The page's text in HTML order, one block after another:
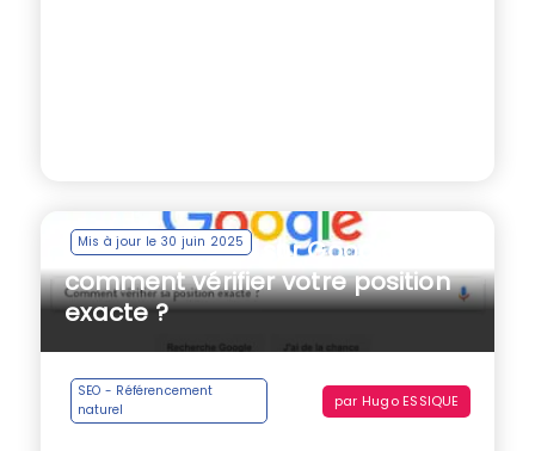
Mis à jour le 30 juin 2025
Positionnement sur Google :
comment vérifier votre position
exacte ?
SEO - Référencement
naturel
par Hugo ESSIQUE